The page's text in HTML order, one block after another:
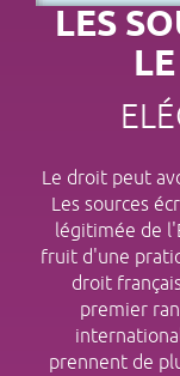
LES
Le droit peut
Les sources
légitimée de
fruit d'une
droit
premier
prennent de